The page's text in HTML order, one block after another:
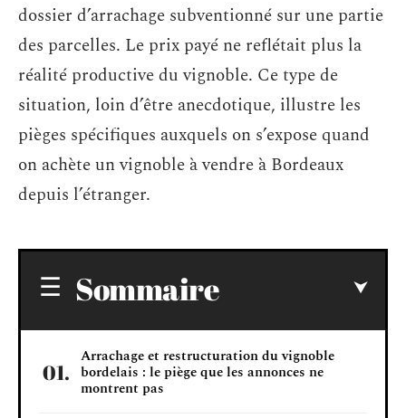
dossier d’arrachage subventionné sur une partie
des parcelles. Le prix payé ne reflétait plus la
réalité productive du vignoble. Ce type de
situation, loin d’être anecdotique, illustre les
pièges spécifiques auxquels on s’expose quand
on achète un vignoble à vendre à Bordeaux
depuis l’étranger.
Sommaire
Arrachage et restructuration du vignoble
bordelais : le piège que les annonces ne
montrent pas